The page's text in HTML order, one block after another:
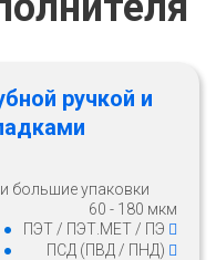
ручкой и
большие упаковки
60 - 180 мкм
ПЭТ / ПЭТ.МЕТ / ПЭ
ПСД (ПВД / ПНД)